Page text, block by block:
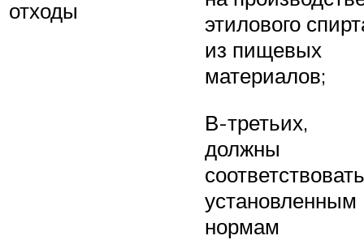
отходы
этилового
из пищевых
материалов;
В-третьих,
должны
соответствовать
установленным
нормам